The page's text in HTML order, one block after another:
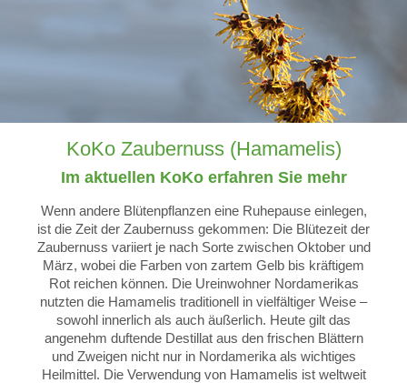
KoKo Zaubernuss (Hamamelis)
Im aktuellen KoKo erfahren Sie mehr
Wenn andere Blütenpflanzen eine Ruhepause einlegen,
ist die Zeit der Zaubernuss gekommen: Die Blütezeit der
Zaubernuss variiert je nach Sorte zwischen Oktober und
März, wobei die Farben von zartem Gelb bis kräftigem
Rot reichen können. Die Ureinwohner Nordamerikas
nutzten die Hamamelis traditionell in vielfältiger Weise –
sowohl innerlich als auch äußerlich. Heute gilt das
angenehm duftende Destillat aus den frischen Blättern
und Zweigen nicht nur in Nordamerika als wichtiges
Heilmittel. Die Verwendung von Hamamelis ist weltweit